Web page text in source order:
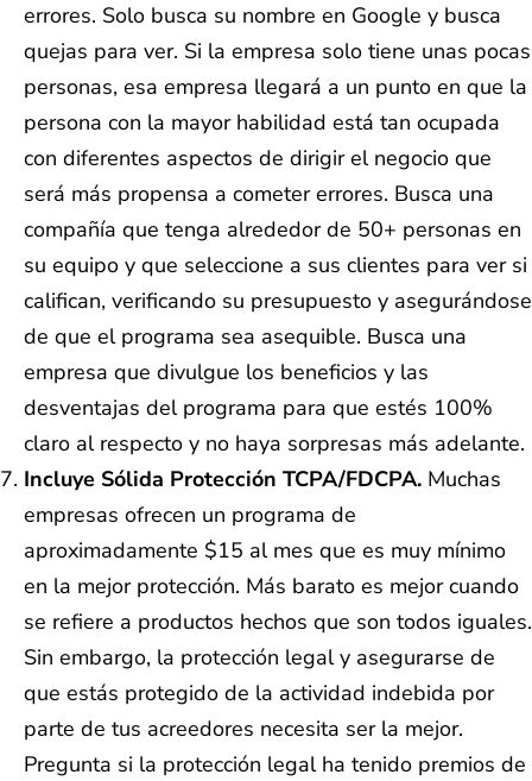
errores. Solo busca su nombre en Google y busca
quejas para ver. Si la empresa solo tiene unas pocas
personas, esa empresa llegará a un punto en que la
persona con la mayor habilidad está tan ocupada
con diferentes aspectos de dirigir el negocio que
será más propensa a cometer errores. Busca una
compañía que tenga alrededor de 50+ personas en
su equipo y que seleccione a sus clientes para ver si
califican, verificando su presupuesto y asegurándose
de que el programa sea asequible. Busca una
empresa que divulgue los beneficios y las
desventajas del programa para que estés 100%
claro al respecto y no haya sorpresas más adelante.
Incluye Sólida Protección TCPA/FDCPA. Muchas
empresas ofrecen un programa de
aproximadamente $15 al mes que es muy mínimo
en la mejor protección. Más barato es mejor cuando
se refiere a productos hechos que son todos iguales.
Sin embargo, la protección legal y asegurarse de
que estás protegido de la actividad indebida por
parte de tus acreedores necesita ser la mejor.
Pregunta si la protección legal ha tenido premios de